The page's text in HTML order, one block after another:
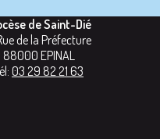
de Saint-Dié
de la Préfecture
88000 EPINAL
03 29 82 21 63